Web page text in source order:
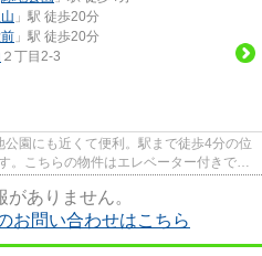
」駅 徒歩20分
」駅 徒歩20分
２丁目2-3
園にも近くて便利。駅まで徒歩4分の位
。こちらの物件はエレベーター付きで
ありません。
お問い合わせはこちら